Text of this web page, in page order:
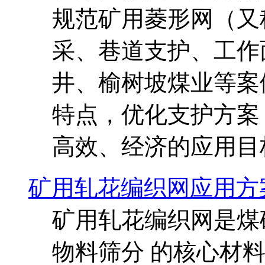
规范矿用菱形网（
采、巷道支护、工
井、榆树坡煤业等
特点，优化支护方
高效、经济的应用
矿用轧花编织网应用方
矿用轧花编织网是
物料筛分 的核心材